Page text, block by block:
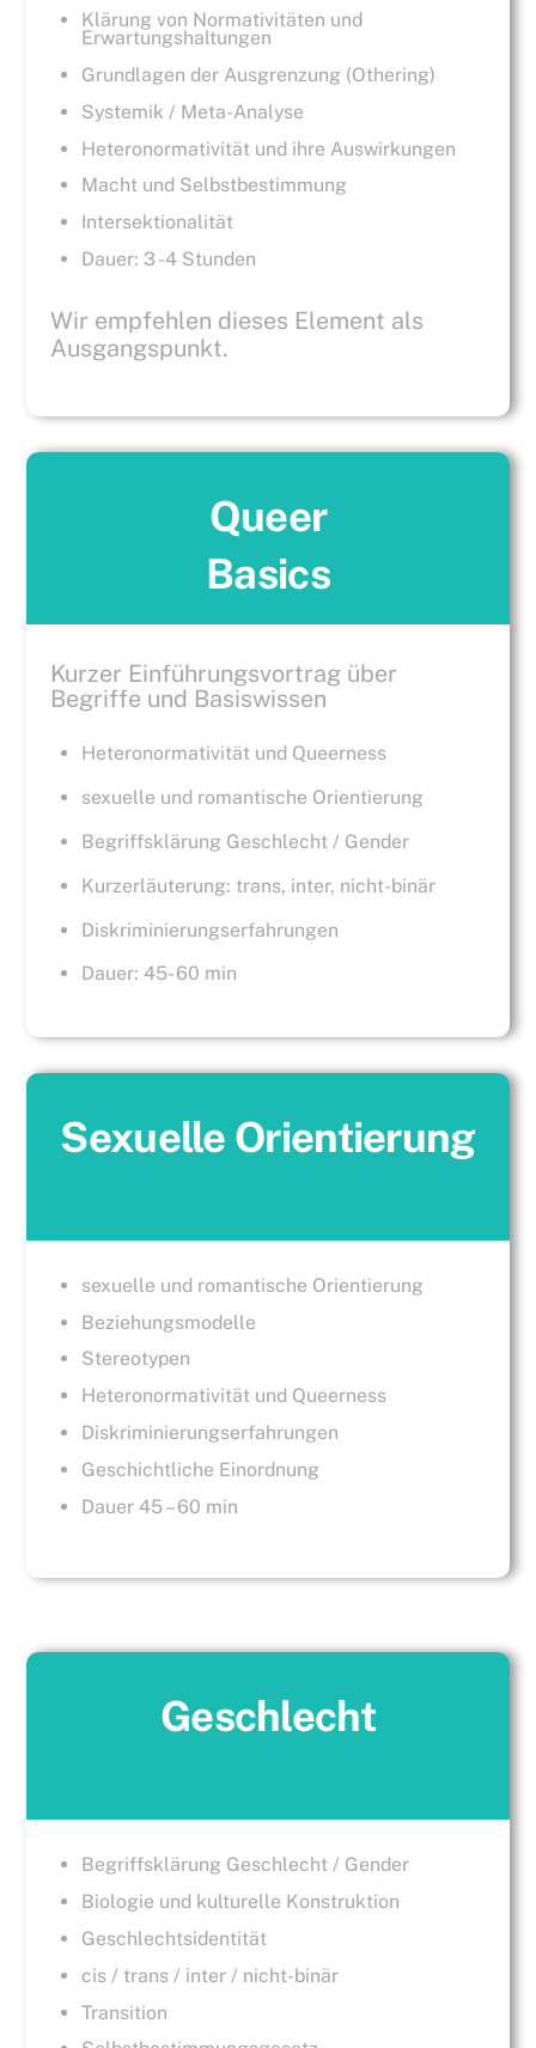
Klärung von Normativitäten und
Erwartungshaltungen
Grundlagen der Ausgrenzung (Othering)
Systemik / Meta-Analyse
Heteronormativität und ihre Auswirkungen
Macht und Selbstbestimmung
Intersektionalität
Dauer: 3 -4 Stunden
Wir empfehlen dieses Element als
Ausgangspunkt.
Queer
Basics
Kurzer Einführungsvortrag über
Begriffe und Basiswissen
Heteronormativität und Queerness
sexuelle und romantische Orientierung
Begriffsklärung Geschlecht / Gender
Kurzerläuterung: trans, inter, nicht-binär
Diskriminierungserfahrungen
Dauer: 45- 60 min
Sexuelle Orientierung
sexuelle und romantische Orientierung
Beziehungsmodelle
Stereotypen
Heteronormativität und Queerness
Diskriminierungserfahrungen
Geschichtliche Einordnung
Dauer 45 – 60 min
Geschlecht
Begriffsklärung Geschlecht / Gender
Biologie und kulturelle Konstruktion
Geschlechtsidentität
cis / trans / inter / nicht-binär
Transition